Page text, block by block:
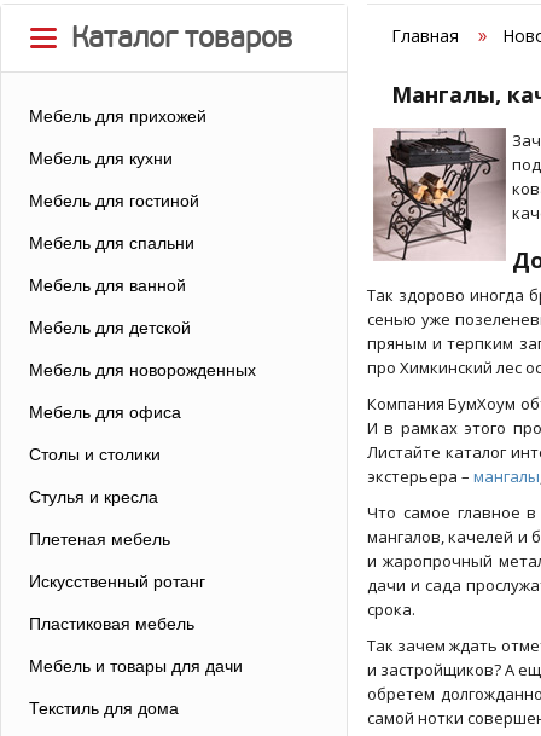
Каталог товаров
Мебель для прихожей
Мебель для кухни
Мебель для гостиной
Мебель для спальни
Мебель для ванной
Мебель для детской
Мебель для новорожденных
Мебель для офиса
Столы и столики
Стулья и кресла
Плетеная мебель
Искусственный ротанг
Пластиковая мебель
Мебель и товары для дачи
Текстиль для дома
Главная
Мангалы,
Так здорово иногда
сенью уже
пряным и терпким
про Химкинский лес
Компания БумХоум
И в рамках этого
Листайте каталог
экстерьера – мангалы
Что самое главное
мангалов, качелей и
и жаропрочный
дачи и сада
срока.
Так зачем ждать
и застройщиков? А
обретем
самой нотки